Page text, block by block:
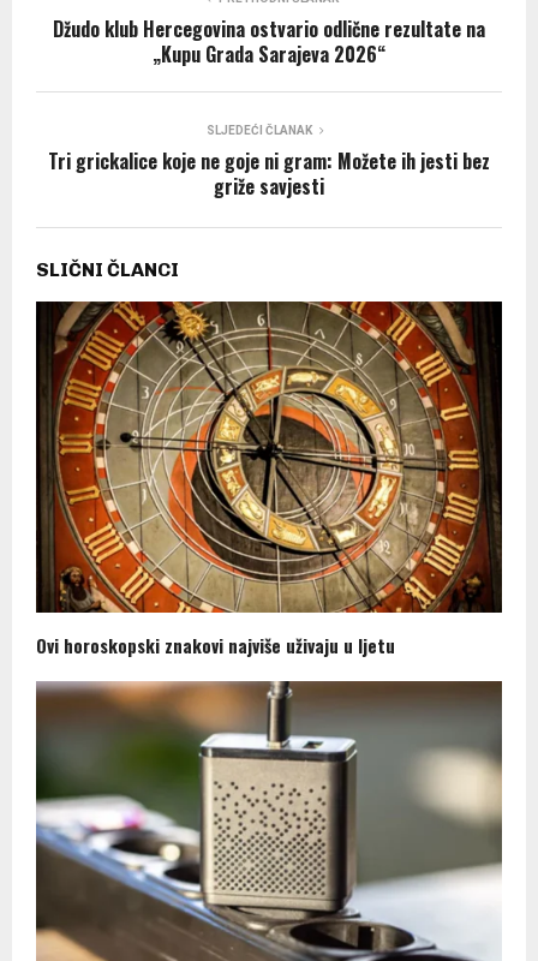
Džudo klub Hercegovina ostvario odlične rezultate na
„Kupu Grada Sarajeva 2026“
SLJEDEĆI ČLANAK
Tri grickalice koje ne goje ni gram: Možete ih jesti bez
griže savjesti
SLIČNI ČLANCI
Ovi horoskopski znakovi najviše uživaju u ljetu